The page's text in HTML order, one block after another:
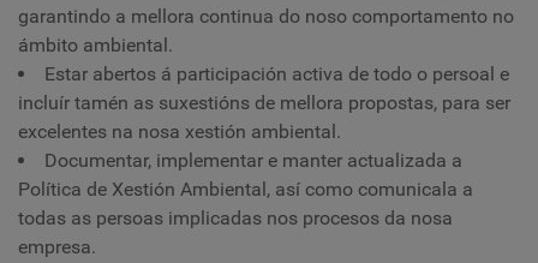
garantindo a mellora continua do noso comportamento no
ámbito ambiental.
Estar abertos á participación activa de todo o persoal e
incluír tamén as suxestións de mellora propostas, para ser
excelentes na nosa xestión ambiental.
Documentar, implementar e manter actualizada a
Política de Xestión Ambiental, así como comunicala a
todas as persoas implicadas nos procesos da nosa
empresa.